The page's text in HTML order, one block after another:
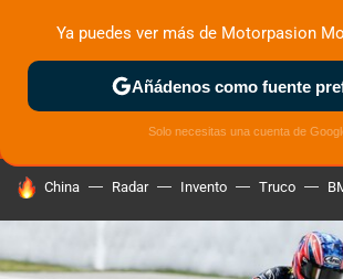
MENÚ
ZONA DE PRUEBAS DEPORTIVAS
HOY SE HABLA DE
China Radar Invento Truco
Ya puedes ver más de Motorpasion
Añádenos como fuente
Solo necesitas una cuenta de